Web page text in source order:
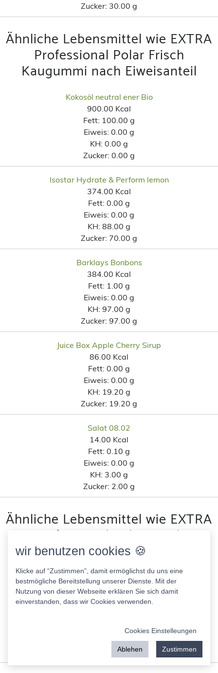
Zucker: 30.00 g
Ähnliche Lebensmittel wie EXTRA
Professional Polar Frisch
Kaugummi nach Eiweisanteil
Kokosöl neutral ener Bio
900.00 Kcal
Fett: 100.00 g
Eiweis: 0.00 g
KH: 0.00 g
Zucker: 0.00 g
Isostar Hydrate & Perform lemon
374.00 Kcal
Fett: 0.00 g
Eiweis: 0.00 g
KH: 88.00 g
Zucker: 70.00 g
Barklays Bonbons
384.00 Kcal
Fett: 1.00 g
Eiweis: 0.00 g
KH: 97.00 g
Zucker: 97.00 g
Juice Box Apple Cherry Sirup
86.00 Kcal
Fett: 0.00 g
Eiweis: 0.00 g
KH: 19.20 g
Zucker: 19.20 g
Salat 08.02
14.00 Kcal
Fett: 0.10 g
Eiweis: 0.00 g
KH: 3.00 g
Zucker: 2.00 g
Ähnliche Lebensmittel wie EXTRA
Professional Polar Frisch
Kaugummi nach
Kohlenhydratanteil
Kokosöl neutral ener Bio
900.00 Kcal
0.00 g
0.00 g
0.00 g
wir benutzen cookies 🍪
Klicke auf “Zustimmen”, damit ermöglichst du uns eine
bestmögliche Bereitstellung unserer Dienste. Mit der
Nutzung von dieser Webseite erklären Sie sich damit
einverstanden, dass wir Cookies verwenden.
Cookies Einstelleungen
Ablehen Zustimmen